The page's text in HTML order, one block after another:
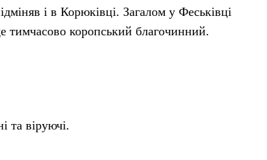
і в Корюківці. Загалом у Феськівці
тимчасово коропський благочинний.
та віруючі.